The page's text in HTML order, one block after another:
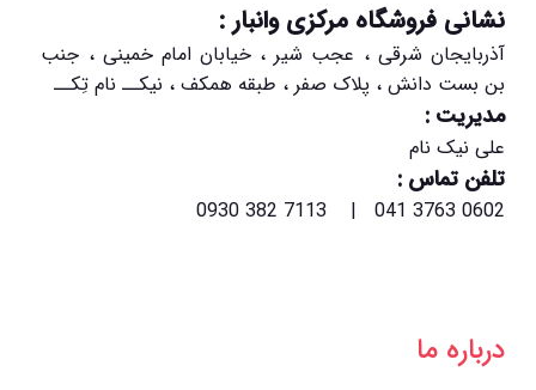
نشانی فروشگاه مرکزی وانبار :
آذربایجان شرقی ، عجب شیر ، خیابان امام خمینی ، جنب
بن بست دانش ، پلاک صفر ، طبقه همکف ، نیکــ نام تِکــ
مدیریت :
علی نیک نام
تلفن تماس :
0602 3763 041 | 7113 382 0930
درباره ما